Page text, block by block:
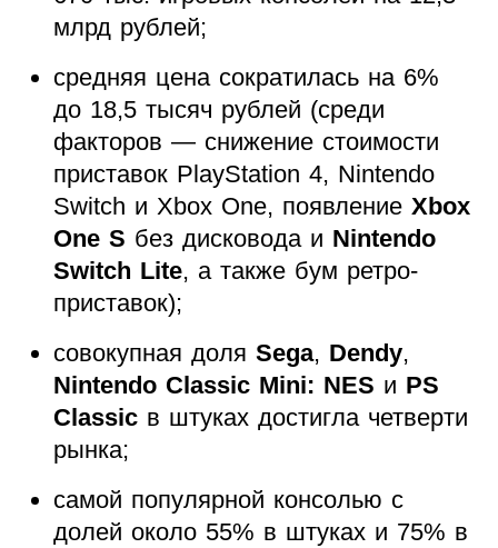
млрд рублей;
средняя цена сократилась на 6%
до 18,5 тысяч рублей (среди
факторов — снижение стоимости
приставок PlayStation 4, Nintendo
Switch и Xbox One, появление Xbox
One S без дисковода и Nintendo
Switch Lite, а также бум ретро-
приставок);
совокупная доля Sega, Dendy,
Nintendo Classic Mini: NES и PS
Classicв штуках достигла четверти
рынка;
самой популярной консолью с
долей около 55% в штуках и 75% в